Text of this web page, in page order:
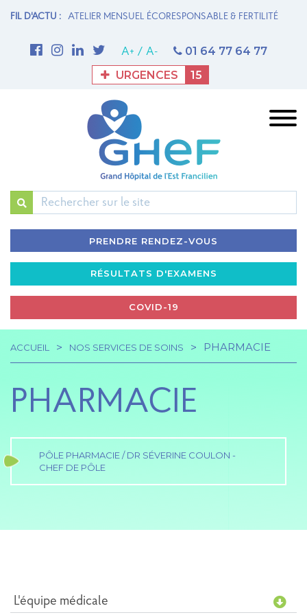
FIL D'ACTU :
ÉCORESPONSABLE & FERTILITÉ
1ère THROMBECTOMIE
A+ / A-
01 64 77 64 77
URGENCES
15
PRENDRE RENDEZ-VOUS
RÉSULTATS D'EXAMENS
COVID-19
Navigation
principale
Fil
d'Ariane
ACCUEIL NOS SERVICES DE SOINS PHARMACIE
PHARMACIE
PÔLE PHARMACIE / DR SÉVERINE COULON -
CHEF DE PÔLE
L'équipe médicale